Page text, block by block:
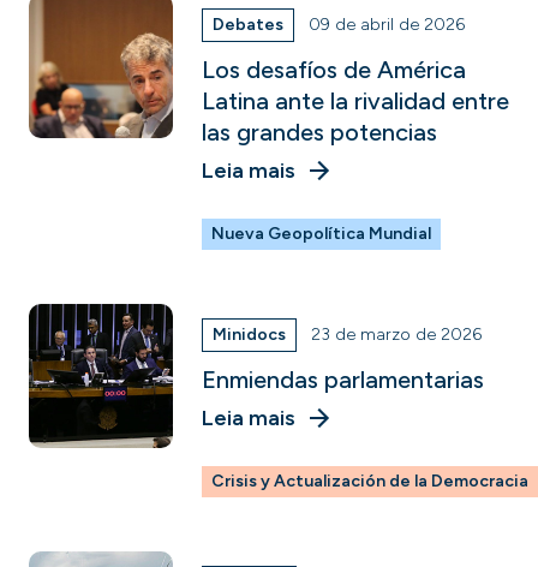
Debates 09 de abril de 2026
Los desafíos de América
Latina ante la rivalidad entre
las grandes potencias
Leia mais
Nueva Geopolítica Mundial
Minidocs 23 de marzo de 2026
Enmiendas parlamentarias
Leia mais
Crisis y Actualización de la Democracia